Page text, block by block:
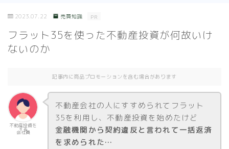
売買知識
賃貸トラブル
2023.07.22 売買知識 PR
フラット35を使った不動産投資が何故いけ
ないのか
記事内に商品プロモーションを含む場合があります
不動産投資を
する
会社員
不動産会社の人にすすめられてフラット
35を利用し、不動産投資を始めたけど
金融機関から契約違反と言われて一括返済
を求められた…